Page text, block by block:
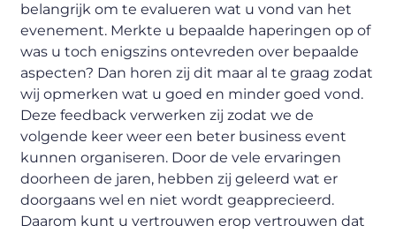
belangrijk om te evalueren wat u vond van het
evenement. Merkte u bepaalde haperingen op of
was u toch enigszins ontevreden over bepaalde
aspecten? Dan horen zij dit maar al te graag zodat
wij opmerken wat u goed en minder goed vond.
Deze feedback verwerken zij zodat we de
volgende keer weer een beter business event
kunnen organiseren. Door de vele ervaringen
doorheen de jaren, hebben zij geleerd wat er
doorgaans wel en niet wordt geapprecieerd.
Daarom kunt u vertrouwen erop vertrouwen dat